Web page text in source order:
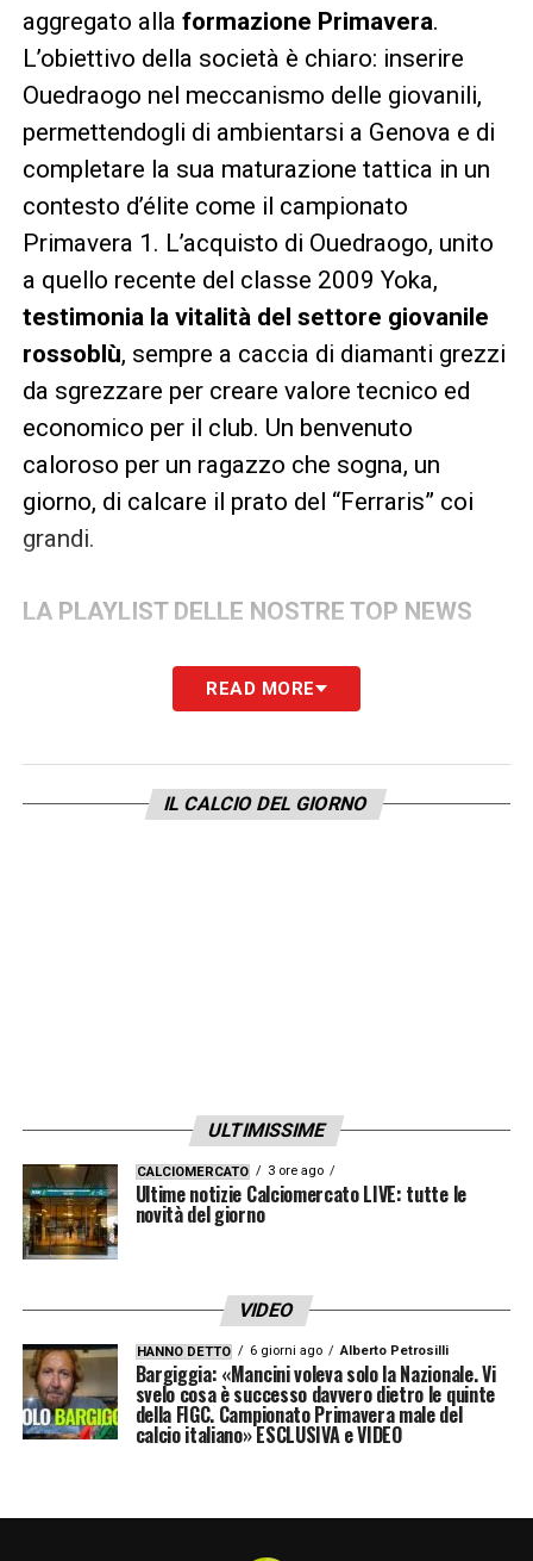
aggregato alla formazione Primavera.
L’obiettivo della società è chiaro: inserire
Ouedraogo nel meccanismo delle giovanili,
permettendogli di ambientarsi a Genova e di
completare la sua maturazione tattica in un
contesto d’élite come il campionato
Primavera 1. L’acquisto di Ouedraogo, unito
a quello recente del classe 2009 Yoka,
testimonia la vitalità del settore giovanile
rossoblù, sempre a caccia di diamanti grezzi
da sgrezzare per creare valore tecnico ed
economico per il club. Un benvenuto
caloroso per un ragazzo che sogna, un
giorno, di calcare il prato del “Ferraris” coi
grandi.
LA PLAYLIST DELLE NOSTRE TOP NEWS
READ MORE
IL CALCIO DEL GIORNO
ULTIMISSIME
CALCIOMERCATO 3 ore ago
Ultime notizie Calciomercato LIVE: tutte le
novità del giorno
VIDEO
HANNO DETTO 6 giorni ago Alberto Petrosilli
Bargiggia: «Mancini voleva solo la Nazionale. Vi
svelo cosa è successo davvero dietro le quinte
della FIGC. Campionato Primavera male del
calcio italiano» ESCLUSIVA e VIDEO